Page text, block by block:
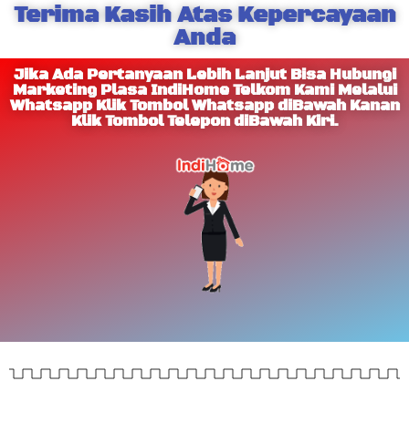
Terima Kasih Atas Kepercayaan
Anda
Jika Ada Pertanyaan Lebih Lanjut Bisa Hubungi
Marketing Plasa IndiHome Telkom Kami Melalui
Whatsapp Klik Tombol Whatsapp diBawah Kanan
Klik Tombol Telepon diBawah Kiri.